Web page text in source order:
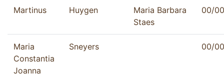
Martinus Huygen
Maria Barbara
Staes
00/
Maria
Constantia
Joanna
Sneyers 00/